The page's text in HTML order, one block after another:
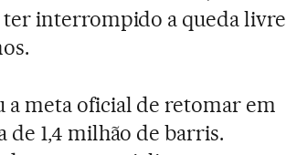
interrompido a queda livre
meta oficial de retomar em
1,4 milhão de barris.